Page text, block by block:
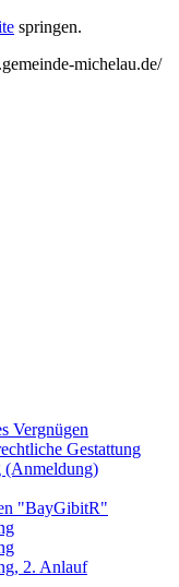
springen.
michelau.de/
Vergnügen
Gestattung
(Anmeldung)
"BayGibitR"
2. Anlauf